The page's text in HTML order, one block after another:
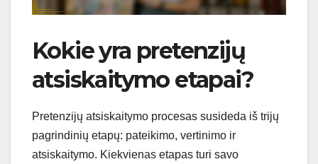
Kokie yra pretenzijų
atsiskaitymo etapai?
Pretenzijų atsiskaitymo procesas susideda iš trijų
pagrindinių etapų: pateikimo, vertinimo ir
atsiskaitymo. Kiekvienas etapas turi savo